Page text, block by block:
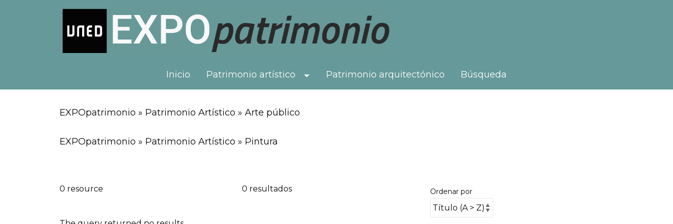
Inicio Patrimonio artístico Toggle Dropdown
Patrimonio arquitectónico Búsqueda
EXPOpatrimonio » Patrimonio Artístico » Arte público
EXPOpatrimonio » Patrimonio Artístico » Pintura
0 resource 0 resultados Ordenar por